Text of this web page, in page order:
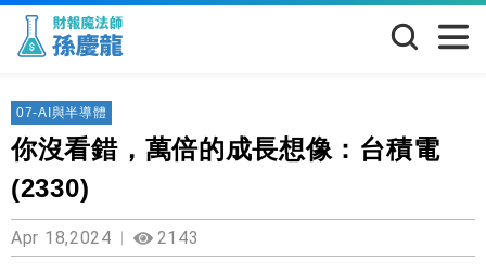
07-AI與半導體
你沒看錯，萬倍的成長想像：台積電
(2330)
Apr 18,2024 2143